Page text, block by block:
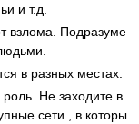
и т.д.
взлома. Подразуме
в разных местах.
Не заходите в
сети , в которы